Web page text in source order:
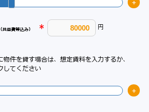
+
（共益費等込み） * 円
件を貸す場合は、想定賃料を入力するか、
してください
+